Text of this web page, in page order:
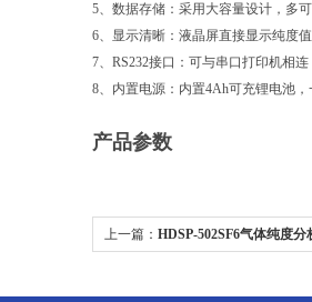
5、数据存储：采用大容量设计，多
6、显示清晰：液晶屏直接显示纯度
7、RS232接口：可与串口打印机相
8、内置电源：内置4Ah可充锂电池
产品参数
上一篇： HDSP-502SF6气体纯度分